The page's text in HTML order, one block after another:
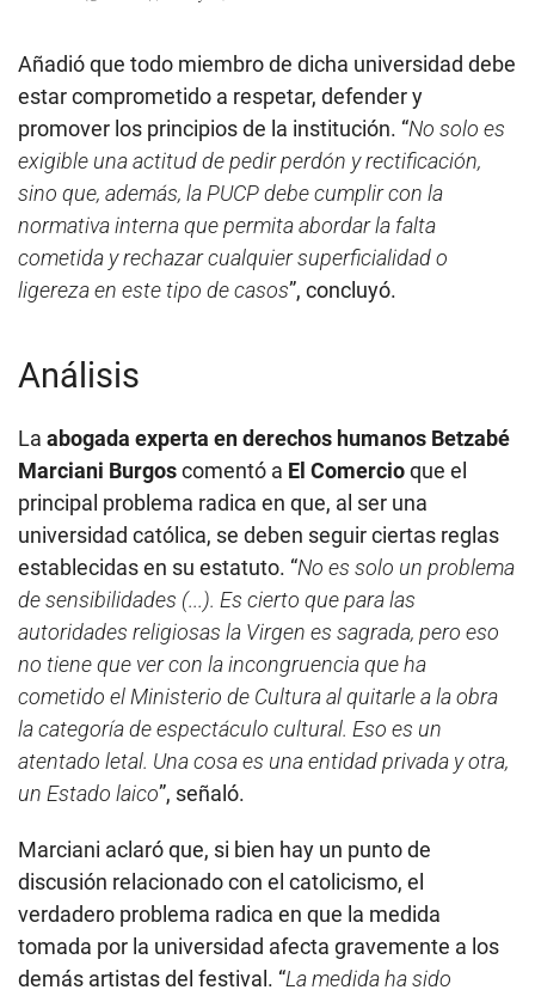
Añadió que todo miembro de dicha universidad debe
estar comprometido a respetar, defender y
promover los principios de la institución. “No solo es
exigible una actitud de pedir perdón y rectificación,
sino que, además, la PUCP debe cumplir con la
normativa interna que permita abordar la falta
cometida y rechazar cualquier superficialidad o
ligereza en este tipo de casos”, concluyó.
Análisis
La abogada experta en derechos humanos Betzabé
Marciani Burgoscomentó a El Comercioque el
principal problema radica en que, al ser una
universidad católica, se deben seguir ciertas reglas
establecidas en su estatuto. “No es solo un problema
de sensibilidades (...). Es cierto que para las
autoridades religiosas la Virgen es sagrada, pero eso
no tiene que ver con la incongruencia que ha
cometido el Ministerio de Cultura al quitarle a la obra
la categoría de espectáculo cultural. Eso es un
atentado letal. Una cosa es una entidad privada y otra,
un Estado laico”, señaló.
Marciani aclaró que, si bien hay un punto de
discusión relacionado con el catolicismo, el
verdadero problema radica en que la medida
tomada por la universidad afecta gravemente a los
demás artistas del festival. “La medida ha sido